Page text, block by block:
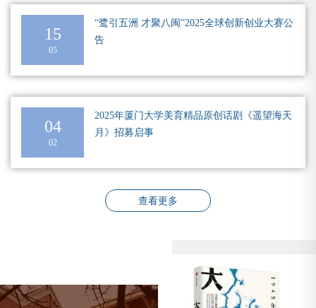
15
05
“鹭引五洲 才聚八闽”2025全球创新创业大赛公
告
04
02
2025年厦门大学美育精品原创话剧《遥望海天
月》招募启事
查看更多